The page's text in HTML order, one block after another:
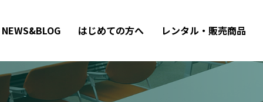
NEWS&BLOG はじめての方へ レンタル・販売商品